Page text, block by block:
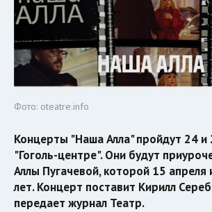
Фото: oteatre.info
Концерты "Наша Алла" пройдут 24 и
"Гоголь-центре". Они будут
Аллы Пугачевой, которой 15 апреля
лет. Концерт поставит Кирилл
передает журнал Театр.